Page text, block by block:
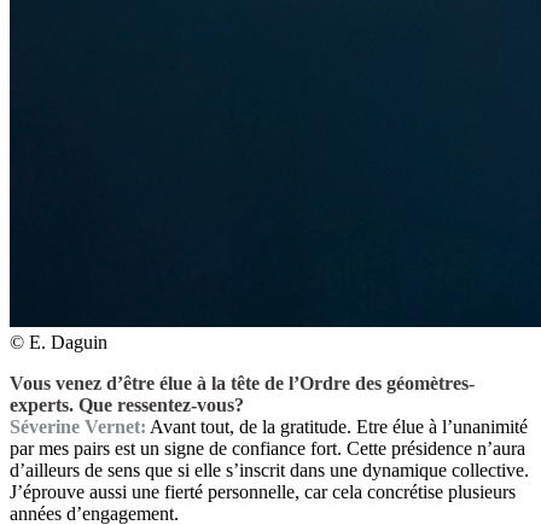
© E. Daguin
Vous venez d’être élue à la tête de l’Ordre des géomètres-
experts. Que ressentez-vous?
Séverine Vernet: Avant tout, de la gratitude. Etre élue à l’unanimité
par mes pairs est un signe de confiance fort. Cette présidence n’aura
d’ailleurs de sens que si elle s’inscrit dans une dynamique collective.
J’éprouve aussi une fierté personnelle, car cela concrétise plusieurs
années d’engagement.